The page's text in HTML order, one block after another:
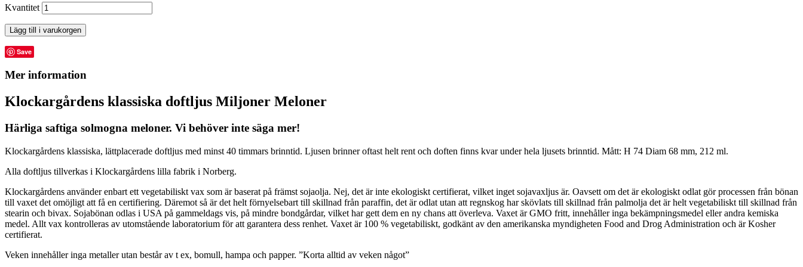
Kvantitet
Lägg till i varukorgen
Save
Mer information
Klockargårdens klassiska doftljus Miljoner Meloner
Härliga saftiga solmogna meloner. Vi behöver inte säga mer!
Klockargårdens klassiska, lättplacerade doftljus med minst 40 timmars brinntid. Ljusen brinner oftast helt rent och doften finns kvar under hela ljusets brinntid. Mått: H 74 Diam 68 mm, 212 ml.
Alla doftljus tillverkas i Klockargårdens lilla fabrik i Norberg.
Klockargårdens använder enbart ett vegetabiliskt vax som är baserat på främst sojaolja. Nej, det är inte ekologiskt certifierat, vilket inget sojavaxljus är. Oavsett om det är ekologiskt odlat gör processen från bönan
till vaxet det omöjligt att få en certifiering. Däremot så är det helt förnyelsebart till skillnad från paraffin, det är odlat utan att regnskog har skövlats till skillnad från palmolja det är helt vegetabiliskt till skillnad från
stearin och bivax. Sojabönan odlas i USA på gammeldags vis, på mindre bondgårdar, vilket har gett dem en ny chans att överleva. Vaxet är GMO fritt, innehåller inga bekämpningsmedel eller andra kemiska
medel. Allt vax kontrolleras av utomstående laboratorium för att garantera dess renhet. Vaxet är 100 % vegetabiliskt, godkänt av den amerikanska myndigheten Food and Drog Administration och är Kosher
certifierat.
Veken innehåller inga metaller utan består av t ex, bomull, hampa och papper. ”Korta alltid av veken något”